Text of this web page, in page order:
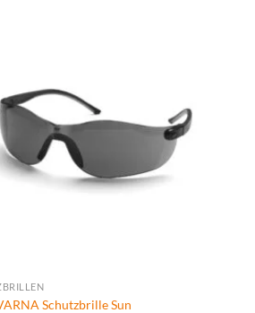
Schutzbrille Sun